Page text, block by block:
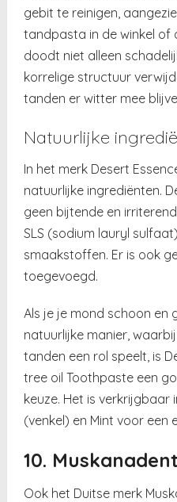
gebit te reinigen,
tandpasta in de winkel of
doodt niet alleen
korrelige structuur
tanden er witter mee
Natuurlijke
In het merk Desert
natuurlijke ingrediënten.
geen bijtende en
SLS (sodium lauryl
smaakstoffen. Er is ook
toegevoegd.
Als je je mond schoon en
natuurlijke manier,
tanden een rol speelt, is
tree oil Toothpaste een
keuze. Het is verkrijgbaar
(venkel) en Mint voor een
10.
Ook het Duitse merk